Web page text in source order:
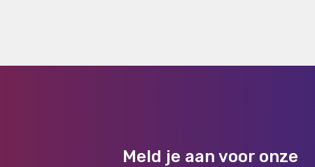
Meld je aan voor onze